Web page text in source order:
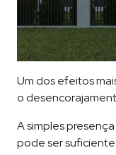
Um dos efeitos
o
A simples
pode ser